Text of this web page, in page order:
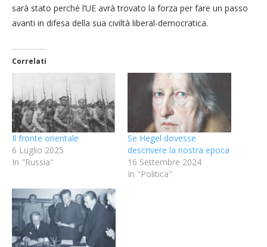
sarà stato perché l’UE avrà trovato la forza per fare un passo
avanti in difesa della sua civiltà liberal-democratica.
Correlati
Il fronte orientale
6 Luglio 2025
In "Russia"
Se Hegel dovesse
descrivere la nostra epoca
16 Settembre 2024
In "Politica"